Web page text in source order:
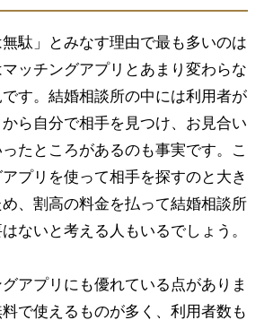
無駄」とみなす理由で最も多いのは
マッチングアプリとあまり変わらな
す。結婚相談所の中には利用者が
ら自分で相手を見つけ、お見合い
たところがあるのも事実です。こ
プリを使って相手を探すのと大き
め、割高の料金を払って結婚相談所
ないと考える人もいるでしょう。
アプリにも優れている点がありま
で使えるものが多く、利用者数も